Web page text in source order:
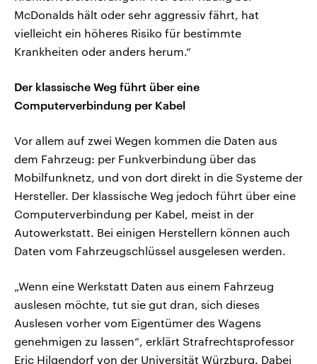
McDonalds hält oder sehr aggressiv fährt, hat
vielleicht ein höheres Risiko für bestimmte
Krankheiten oder anders herum.“
Der klassische Weg führt über eine
Computerverbindung per Kabel
Vor allem auf zwei Wegen kommen die Daten aus
dem Fahrzeug: per Funkverbindung über das
Mobilfunknetz, und von dort direkt in die Systeme der
Hersteller. Der klassische Weg jedoch führt über eine
Computerverbindung per Kabel, meist in der
Autowerkstatt. Bei einigen Herstellern können auch
Daten vom Fahrzeugschlüssel ausgelesen werden.
„Wenn eine Werkstatt Daten aus einem Fahrzeug
auslesen möchte, tut sie gut dran, sich dieses
Auslesen vorher vom Eigentümer des Wagens
genehmigen zu lassen“, erklärt Strafrechtsprofessor
Eric Hilgendorf von der Universität Würzburg. Dabei